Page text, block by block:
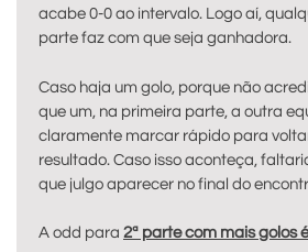
acabe 0-0 ao intervalo. Logo aí,
parte faz com que seja ganhadora.
Caso haja um golo, porque não
que um, na primeira parte, a outra
claramente marcar rápido para
resultado. Caso isso aconteça,
que julgo aparecer no final do
A odd para 2ª parte com mais golos